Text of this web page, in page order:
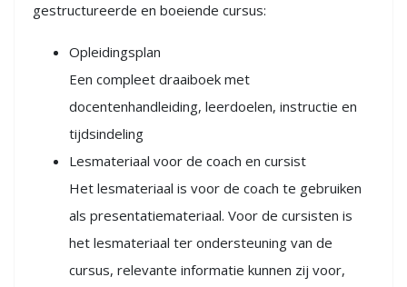
gestructureerde en boeiende cursus:
Opleidingsplan
Een compleet draaiboek met
docentenhandleiding, leerdoelen, instructie en
tijdsindeling
Lesmateriaal voor de coach en cursist
Het lesmateriaal is voor de coach te gebruiken
als presentatiemateriaal. Voor de cursisten is
het lesmateriaal ter ondersteuning van de
cursus, relevante informatie kunnen zij voor,